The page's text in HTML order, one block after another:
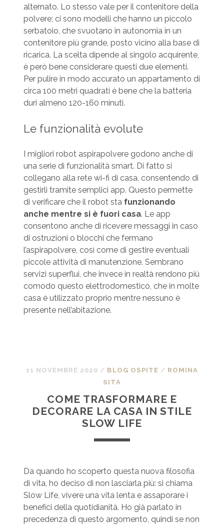
alternato. Lo stesso vale per il contenitore della
polvere; ci sono modelli che hanno un piccolo
serbatoio, che svuotano in autonomia in un
contenitore più grande, posto vicino alla base di
ricarica. La scelta dipende al singolo acquirente,
è però bene considerare questi due elementi.
Per pulire in modo accurato un appartamento di
circa 100 metri quadrati è bene che la batteria
duri almeno 120-160 minuti.
Le funzionalità evolute
I migliori robot aspirapolvere godono anche di
una serie di funzionalità smart. Di fatto si
collegano alla rete wi-fi di casa, consentendo di
gestirli tramite semplici app. Questo permette
di verificare che il robot sta funzionando
anche mentre si è fuori casa. Le app
consentono anche di ricevere messaggi in caso
di ostruzioni o blocchi che fermano
l’aspirapolvere, così come di gestire eventuali
piccole attività di manutenzione. Sembrano
servizi superflui, che invece in realtà rendono più
comodo questo elettrodomestico, che in molte
casa è utilizzato proprio mentre nessuno è
presente nell’abitazione.
11 NOVEMBRE 2020 / BLOG OSPITE / ROMINA
SITA
COME TRASFORMARE E
DECORARE LA CASA IN STILE
SLOW LIFE
Da quando ho scoperto questa nuova filosofia
di vita, ho deciso di non lasciarla più: si chiama
Slow Life, vivere una vita lenta e assaporare i
benefici della quotidianità. Ho già parlato in
precedenza di questo argomento, quindi se non